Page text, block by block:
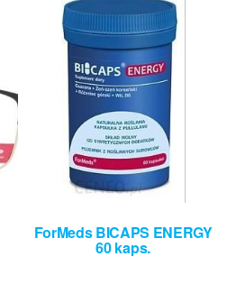
ForMeds BICAPS ENERGY
60 kaps.